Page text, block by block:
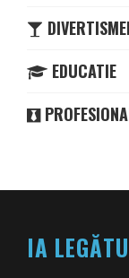
EDUCATIE
IA